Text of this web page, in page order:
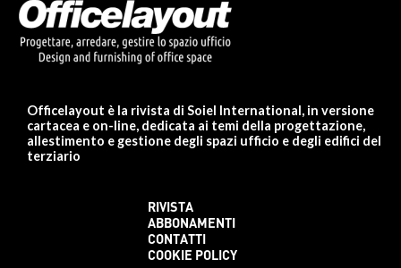
Officelayout è la rivista di Soiel International, in versione
cartacea e on-line, dedicata ai temi della progettazione,
allestimento e gestione degli spazi ufficio e degli edifici del
terziario
RIVISTA
ABBONAMENTI
CONTATTI
COOKIE POLICY